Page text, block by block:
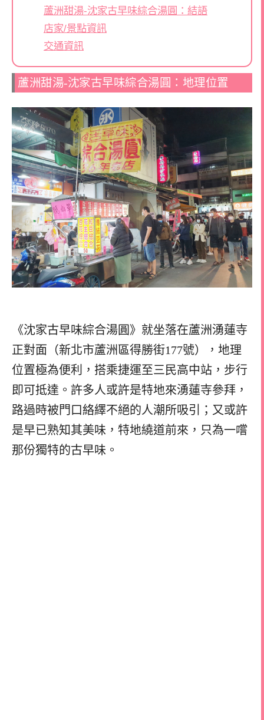
蘆洲甜湯-沈家古早味綜合湯圓：結語
店家/景點資訊
交通資訊
蘆洲甜湯-沈家古早味綜合湯圓：地理位置
《沈家古早味綜合湯圓》就坐落在蘆洲湧蓮寺
正對面（新北市蘆洲區得勝街177號），地理
位置極為便利，搭乘捷運至三民高中站，步行
即可抵達。許多人或許是特地來湧蓮寺參拜，
路過時被門口絡繹不絕的人潮所吸引；又或許
是早已熟知其美味，特地繞道前來，只為一嚐
那份獨特的古早味。